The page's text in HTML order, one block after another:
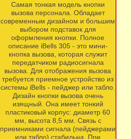
Самая тонкая модель кнопки
вызова персонала. Обладает
современным дизайном и большим
выбором подставок для
оформления кнопки. Полное
описание iBells 305 - это мини-
кнопка вызова, которая служит
передатчиком радиосигнала
вызова. Для отображения вызова
требуется приемное устройство из
системы iBells - пейджер или табло.
Дизайн кнопки вызова очень
изящный. Она имеет тонкий
пластиковый корпус: диаметр 60
мм, высота 8,5 мм. Связь с
приемниками сигнала (пейджерами
или табло) стабильна. При